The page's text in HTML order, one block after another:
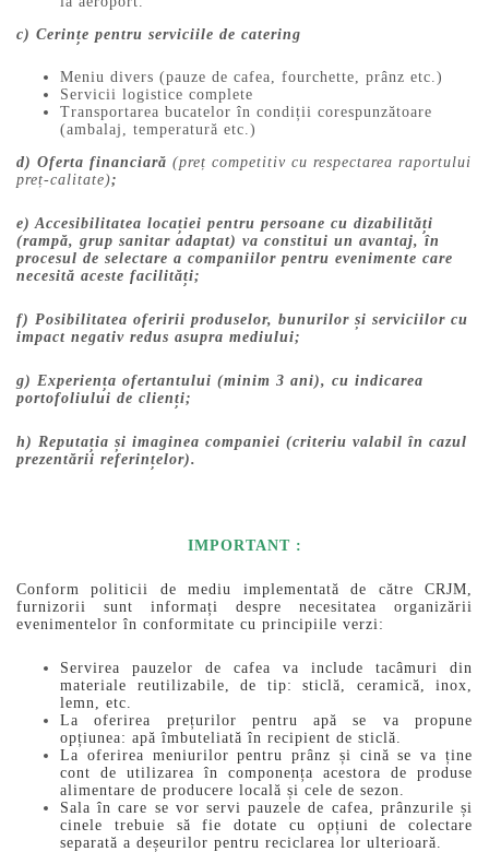
c) Cerințe pentru serviciile de catering
Meniu divers (pauze de cafea, fourchette, prânz etc.)
Servicii logistice complete
Transportarea bucatelor în condiții corespunzătoare
(ambalaj, temperatură etc.)
d) Oferta financiară (preț competitiv cu respectarea raportului
preț-calitate);
e) Accesibilitatea locației pentru persoane cu dizabilități
(rampă, grup sanitar adaptat) va constitui un avantaj, în
procesul de selectare a companiilor pentru evenimente care
necesită aceste facilități;
f) Posibilitatea oferirii produselor, bunurilor și serviciilor cu
impact negativ redus asupra mediului;
g) Experiența ofertantului (minim 3 ani), cu indicarea
portofoliului de clienți;
h) Reputația și imaginea companiei (criteriu valabil în cazul
prezentării referințelor).
IMPORTANT :
Conform politicii de mediu implementată de către CRJM,
furnizorii sunt informați despre necesitatea organizării
evenimentelor în conformitate cu principiile verzi:
Servirea pauzelor de cafea va include tacâmuri din
materiale reutilizabile, de tip: sticlă, ceramică, inox,
lemn, etc.
La oferirea prețurilor pentru apă se va propune
opțiunea: apă îmbuteliată în recipient de sticlă.
La oferirea meniurilor pentru prânz și cină se va ține
cont de utilizarea în componența acestora de produse
alimentare de producere locală și cele de sezon.
Sala în care se vor servi pauzele de cafea, prânzurile și
cinele trebuie să fie dotate cu opțiuni de colectare
separată a deșeurilor pentru reciclarea lor ulterioară.